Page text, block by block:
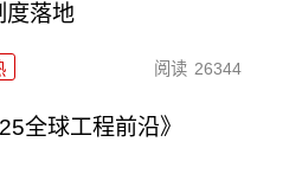
度落地
阅读 26344
全球工程前沿》